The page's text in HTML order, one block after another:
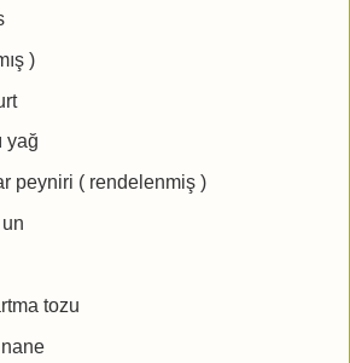
)
yağ
peyniri ( rendelenmiş )
tozu
nane